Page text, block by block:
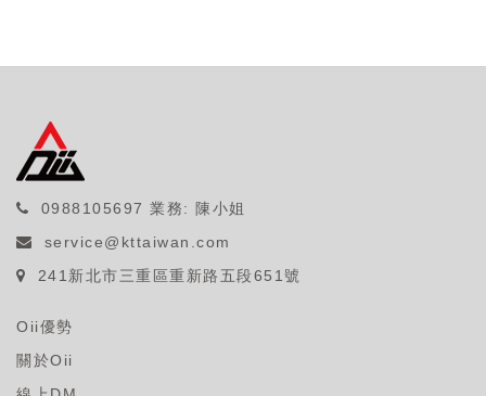
0988105697 業務: 陳小姐
service@kttaiwan.com
241新北市三重區重新路五段651號
Oii優勢
關於Oii